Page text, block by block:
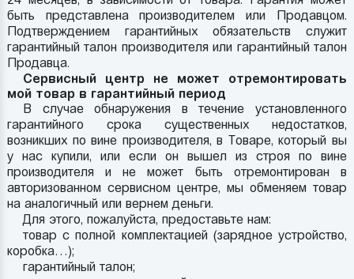
быть представлена производителем или Продавцом.
Подтверждением гарантийных обязательств служит
гарантийный талон производителя или гарантийный талон
Продавца.
Сервисный центр не может отремонтировать
мой товар в гарантийный период
В случае обнаружения в течение установленного
гарантийного срока существенных недостатков,
возникших по вине производителя, в Товаре, который вы
у нас купили, или если он вышел из строя по вине
производителя и не может быть отремонтирован в
авторизованном сервисном центре, мы обменяем товар
на аналогичный или вернем деньги.
Для этого, пожалуйста, предоставьте нам:
товар с полной комплектацией (зарядное устройство,
коробка…);
гарантийный талон;